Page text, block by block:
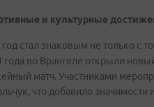
и культурные
год стал знаковым не только с
года во Врангеле открыли
матч. Участниками
что добавило